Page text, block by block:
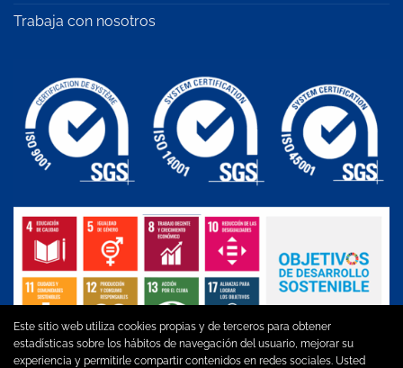
Trabaja con nosotros
Este sitio web utiliza cookies propias y de terceros para obtener
estadísticas sobre los hábitos de navegación del usuario, mejorar su
experiencia y permitirle compartir contenidos en redes sociales. Usted